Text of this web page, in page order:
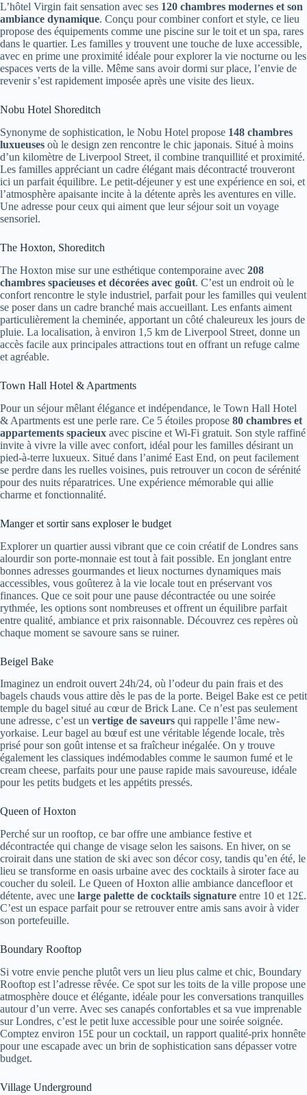
L’hôtel Virgin fait sensation avec ses 120 chambres modernes et son
ambiance dynamique. Conçu pour combiner confort et style, ce lieu
propose des équipements comme une piscine sur le toit et un spa, rares
dans le quartier. Les familles y trouvent une touche de luxe accessible,
avec en prime une proximité idéale pour explorer la vie nocturne ou les
espaces verts de la ville. Même sans avoir dormi sur place, l’envie de
revenir s’est rapidement imposée après une visite des lieux.
Nobu Hotel Shoreditch
Synonyme de sophistication, le Nobu Hotel propose 148 chambres
luxueuses où le design zen rencontre le chic japonais. Situé à moins
d’un kilomètre de Liverpool Street, il combine tranquillité et proximité.
Les familles appréciant un cadre élégant mais décontracté trouveront
ici un parfait équilibre. Le petit-déjeuner y est une expérience en soi, et
l’atmosphère apaisante incite à la détente après les aventures en ville.
Une adresse pour ceux qui aiment que leur séjour soit un voyage
sensoriel.
The Hoxton, Shoreditch
The Hoxton mise sur une esthétique contemporaine avec 208
chambres spacieuses et décorées avec goût. C’est un endroit où le
confort rencontre le style industriel, parfait pour les familles qui veulent
se poser dans un cadre branché mais accueillant. Les enfants aiment
particulièrement la cheminée, apportant un côté chaleureux les jours de
pluie. La localisation, à environ 1,5 km de Liverpool Street, donne un
accès facile aux principales attractions tout en offrant un refuge calme
et agréable.
Town Hall Hotel & Apartments
Pour un séjour mêlant élégance et indépendance, le Town Hall Hotel
& Apartments est une perle rare. Ce 5 étoiles propose 80 chambres et
appartements spacieux avec piscine et Wi-Fi gratuit. Son style raffiné
invite à vivre la ville avec confort, idéal pour les familles désirant un
pied-à-terre luxueux. Situé dans l’animé East End, on peut facilement
se perdre dans les ruelles voisines, puis retrouver un cocon de sérénité
pour des nuits réparatrices. Une expérience mémorable qui allie
charme et fonctionnalité.
Manger et sortir sans exploser le budget
Explorer un quartier aussi vibrant que ce coin créatif de Londres sans
alourdir son porte-monnaie est tout à fait possible. En jonglant entre
bonnes adresses gourmandes et lieux nocturnes dynamiques mais
accessibles, vous goûterez à la vie locale tout en préservant vos
finances. Que ce soit pour une pause décontractée ou une soirée
rythmée, les options sont nombreuses et offrent un équilibre parfait
entre qualité, ambiance et prix raisonnable. Découvrez ces repères où
chaque moment se savoure sans se ruiner.
Beigel Bake
Imaginez un endroit ouvert 24h/24, où l’odeur du pain frais et des
bagels chauds vous attire dès le pas de la porte. Beigel Bake est ce petit
temple du bagel situé au cœur de Brick Lane. Ce n’est pas seulement
une adresse, c’est un vertige de saveurs qui rappelle l’âme new-
yorkaise. Leur bagel au bœuf est une véritable légende locale, très
prisé pour son goût intense et sa fraîcheur inégalée. On y trouve
également les classiques indémodables comme le saumon fumé et le
cream cheese, parfaits pour une pause rapide mais savoureuse, idéale
pour les petits budgets et les appétits pressés.
Queen of Hoxton
Perché sur un rooftop, ce bar offre une ambiance festive et
décontractée qui change de visage selon les saisons. En hiver, on se
croirait dans une station de ski avec son décor cosy, tandis qu’en été, le
lieu se transforme en oasis urbaine avec des cocktails à siroter face au
coucher du soleil. Le Queen of Hoxton allie ambiance dancefloor et
détente, avec une large palette de cocktails signature entre 10 et 12£.
C’est un espace parfait pour se retrouver entre amis sans avoir à vider
son portefeuille.
Boundary Rooftop
Si votre envie penche plutôt vers un lieu plus calme et chic, Boundary
Rooftop est l’adresse rêvée. Ce spot sur les toits de la ville propose une
atmosphère douce et élégante, idéale pour les conversations tranquilles
autour d’un verre. Avec ses canapés confortables et sa vue imprenable
sur Londres, c’est le petit luxe accessible pour une soirée soignée.
Comptez environ 15£ pour un cocktail, un rapport qualité-prix honnête
pour une escapade avec un brin de sophistication sans dépasser votre
budget.
Village Underground